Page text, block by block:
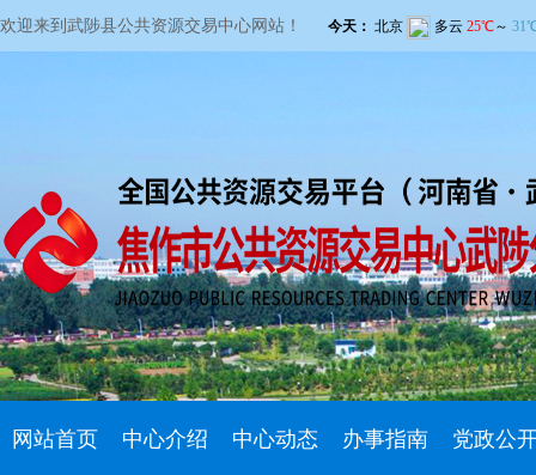
欢迎来到武陟县公共资源交易中心网站！
网站首页 中心介绍 中心动态 办事指南 党政公